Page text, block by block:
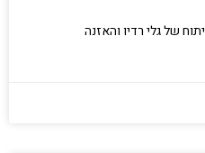
של גלי רדיו והאזנה